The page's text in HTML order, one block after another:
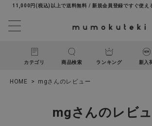
11,000円(税込)以上で送料無料 / 新規会員登録ですぐ使え
カテゴリ 商品検索 ランキング 新入
HOME mgさんのレビュー
mgさんのレビ